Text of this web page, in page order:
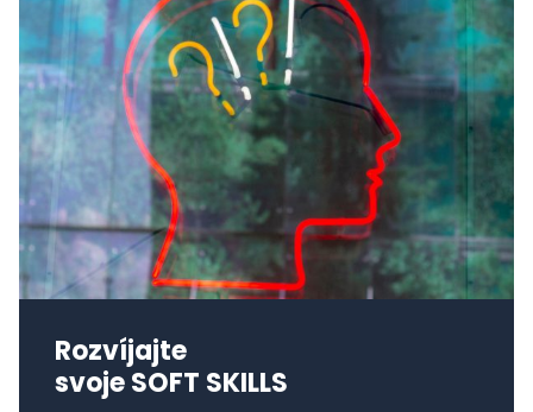
Rozvíjajte
svoje SOFT SKILLS